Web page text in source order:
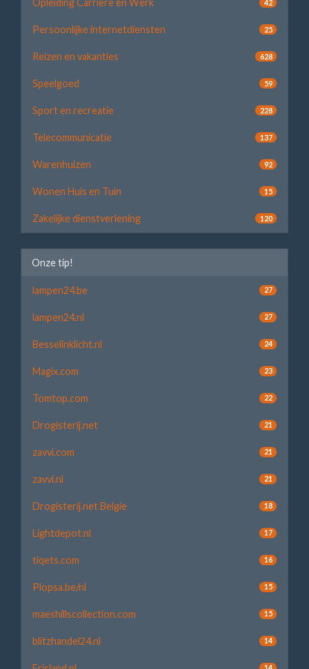
Opleiding Carrière en Werk 42
Persoonlijke internetdiensten 25
Reizen en vakanties 628
Speelgoed 59
Sport en recreatie 228
Telecommunicatie 137
Warenhuizen 92
Wonen Huis en Tuin 15
Zakelijke dienstverlening 120
Onze tip!
lampen24.be 27
lampen24.nl 27
Besselinklicht.nl 24
Magix.com 23
Tomtop.com 22
Drogisterij.net 21
zavvi.com 21
zavvi.nl 21
Drogisterij.net Belgie 18
Lightdepot.nl 17
tiqets.com 16
Plopsa.be/nl 15
maeshillscollection.com 15
blitzhandel24.nl 14